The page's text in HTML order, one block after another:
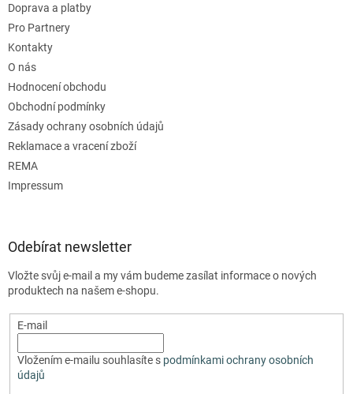
Doprava a platby
Pro Partnery
Kontakty
O nás
Hodnocení obchodu
Obchodní podmínky
Zásady ochrany osobních údajů
Reklamace a vracení zboží
REMA
Impressum
Odebírat newsletter
Vložte svůj e-mail a my vám budeme zasílat informace o nových
produktech na našem e-shopu.
E-mail
Vložením e-mailu souhlasíte s podmínkami ochrany osobních
údajů